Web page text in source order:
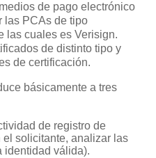
de pago electrónico
las PCAs de tipo
las cuales es Verisign.
de distinto tipo y
de certificación.
básicamente a tres
de registro de
solicitante, analizar las
identidad válida).